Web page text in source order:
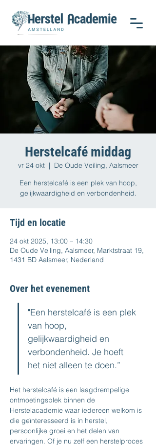
Herstelcafé middag
vr 24 okt
  |
De Oude Veiling, Aalsmeer
Een herstelcafé is een plek van hoop,
gelijkwaardigheid en verbondenheid.
Tijd en locatie
24 okt 2025, 13:00 – 14:30
De Oude Veiling, Aalsmeer, Marktstraat 19,
1431 BD Aalsmeer, Nederland
Over het evenement
"Een herstelcafé is een plek
van hoop,
gelijkwaardigheid en
verbondenheid. Je hoeft
het niet alleen te doen.”
Het herstelcafé is een laagdrempelige
ontmoetingsplek binnen de
Herstelacademie waar iedereen welkom is
die geïnteresseerd is in herstel,
persoonlijke groei en het delen van
ervaringen. Of je nu zelf een herstelproces